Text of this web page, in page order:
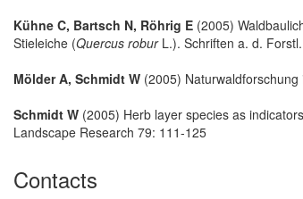
Kühne C, Bartsch N, Röhrig E (2005)
Stieleiche (Quercus roburL.). Schriften a. d.
Mölder A, Schmidt W (2005)
Schmidt W (2005) Herb layer species as
Landscape Research 79: 111-125
Contacts